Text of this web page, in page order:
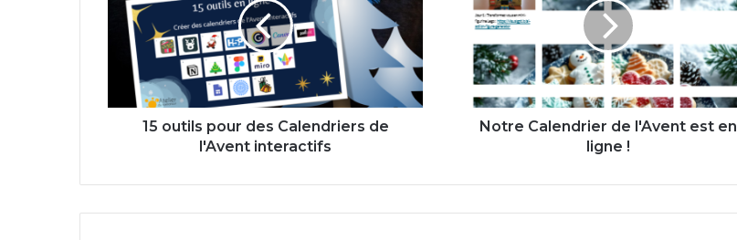
des
Calendriers
l'Avent
interactifs
15 outils pour des Calendriers de
l'Avent interactifs
l'Avent
ligne
Notre Calendrier de l'Avent est en
ligne !